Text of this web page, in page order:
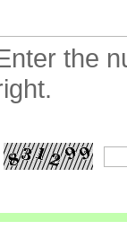
the